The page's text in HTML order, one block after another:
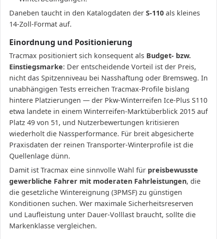
Daneben taucht in den Katalogdaten der S-110 als kleines
14-Zoll-Format auf.
Einordnung und Positionierung
Tracmax positioniert sich konsequent als Budget- bzw.
Einstiegsmarke: Der entscheidende Vorteil ist der Preis,
nicht das Spitzenniveau bei Nasshaftung oder Bremsweg. In
unabhängigen Tests erreichen Tracmax-Profile bislang
hintere Platzierungen — der Pkw-Winterreifen Ice-Plus S110
etwa landete in einem Winterreifen-Marktüberblick 2015 auf
Platz 49 von 51, und Nutzerbewertungen kritisieren
wiederholt die Nassperformance. Für breit abgesicherte
Praxisdaten der reinen Transporter-Winterprofile ist die
Quellenlage dünn.
Damit ist Tracmax eine sinnvolle Wahl für preisbewusste
gewerbliche Fahrer mit moderaten Fahrleistungen, die
die gesetzliche Wintereignung (3PMSF) zu günstigen
Konditionen suchen. Wer maximale Sicherheitsreserven
und Laufleistung unter Dauer-Volllast braucht, sollte die
Markenklasse vergleichen.